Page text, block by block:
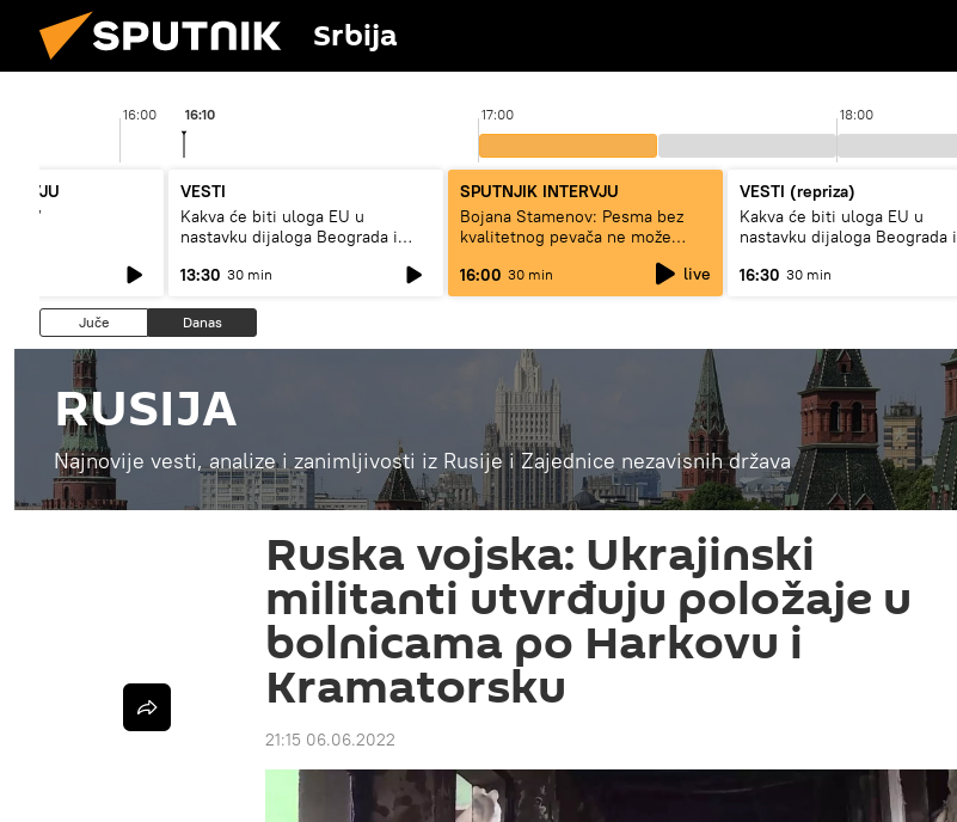
Srbija
16:00 17:00 18:00
16:10
VESTI
Kakva će biti uloga EU u
nastavku dijaloga Beograda i
13:30 30 min
SPUTNJIK INTERVJU
Bojana Stamenov: Pesma bez
kvalitetnog pevača ne može
16:00 30 min live
VESTI (repriza)
Kakva će biti uloga EU u
nastavku dijaloga Beograda i
16:30 30 min
Juče Danas
RUSIJA
Najnovije vesti, analize i zanimljivosti iz Rusije i Zajednice nezavisnih država
Ruska vojska: Ukrajinski
militanti utvrđuju položaje u
bolnicama po Harkovu i
Kramatorsku
21:15 06.06.2022